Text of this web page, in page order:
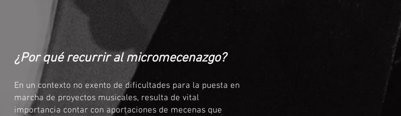
¿Por qué recurrir al micromecenazgo?
En un contexto no exento de dificultades para la puesta en
marcha de proyectos musicales, resulta de vital
importancia contar con aportaciones de mecenas que